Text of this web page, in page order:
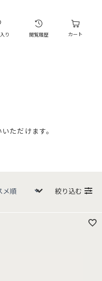
り 閲覧履歴 カート
ただけます。
絞り込む